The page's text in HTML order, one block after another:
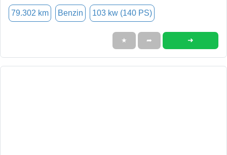
79.302 km Benzin 103 kw (140 PS)
★ ➦ ➜